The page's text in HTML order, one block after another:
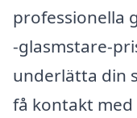
professionella
-glasmstare-
underlätta din
få kontakt